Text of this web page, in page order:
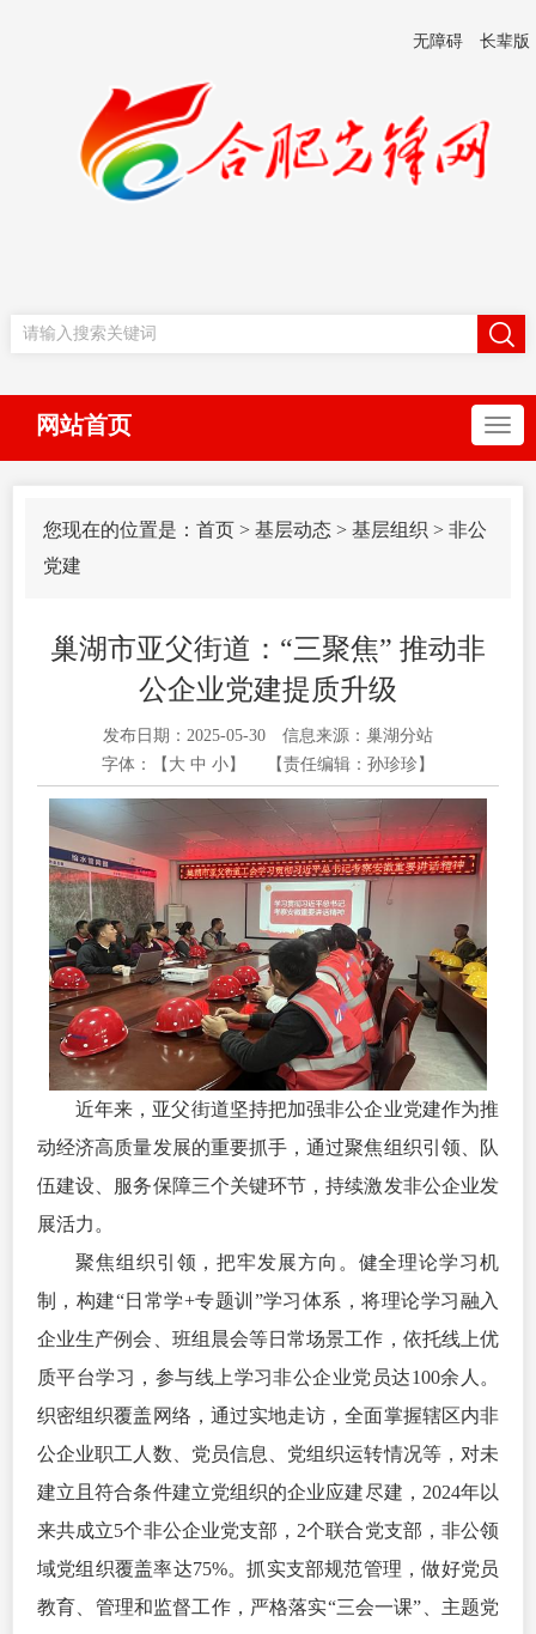
无障碍 长辈版
网站首页
您现在的位置是： 首页 > 基层动态 > 基层组织 > 非公
党建
巢湖市亚父街道：“三聚焦” 推动非
公企业党建提质升级
发布日期：2025-05-30
信息来源：巢湖分站
字体：【 大 中 小 】 【责任编辑：孙珍珍】
近年来，亚父街道坚持把加强非公企业党建作为推
动经济高质量发展的重要抓手，通过聚焦组织引领、队
伍建设、服务保障三个关键环节，持续激发非公企业发
展活力。
聚焦组织引领，把牢发展方向。健全理论学习机
制，构建“日常学+专题训”学习体系，将理论学习融入
企业生产例会、班组晨会等日常场景工作，依托线上优
质平台学习，参与线上学习非公企业党员达100余人。
织密组织覆盖网络，通过实地走访，全面掌握辖区内非
公企业职工人数、党员信息、党组织运转情况等，对未
建立且符合条件建立党组织的企业应建尽建，2024年以
来共成立5个非公企业党支部，2个联合党支部，非公领
域党组织覆盖率达75%。抓实支部规范管理，做好党员
教育、管理和监督工作，严格落实“三会一课”、主题党